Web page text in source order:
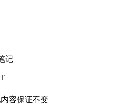
容保证不变